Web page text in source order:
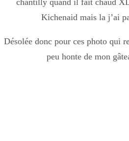
chantilly quand il fait chaud
Kichenaid mais la j’ai
Désolée donc pour ces photo qui
peu honte de mon